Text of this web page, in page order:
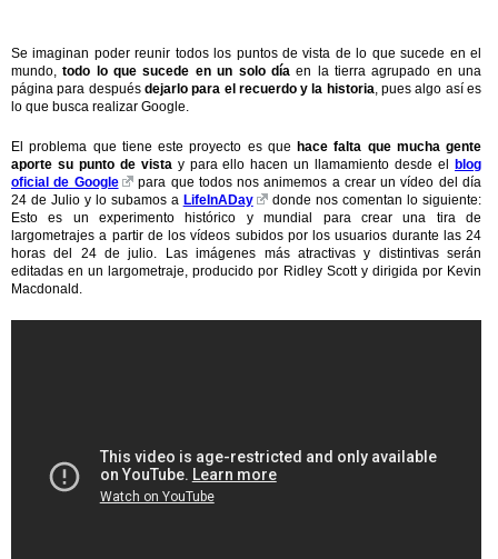
Se imaginan poder reunir todos los puntos de vista de lo que sucede en el
mundo,todo lo que sucede en un solo díaen la tierra agrupado en una
página para después dejarlo para el recuerdo y la historia, pues algo así es
lo que busca realizar Google.
El problema que tiene este proyecto es que hace falta que mucha gente
aporte su punto de vistay para ello hacen un llamamiento desde el
blog
oficial de Google
para que todos nos animemos a crear un vídeo del día
24 de Julio y lo subamos a LifeInADay
donde nos comentan lo siguiente:
Esto es un experimento histórico y mundial para crear una tira de
largometrajes a partir de los vídeos subidos por los usuarios durante las 24
horas del 24 de julio. Las imágenes más atractivas y distintivas serán
editadas en un largometraje, producido por Ridley Scott y dirigida por Kevin
Macdonald.